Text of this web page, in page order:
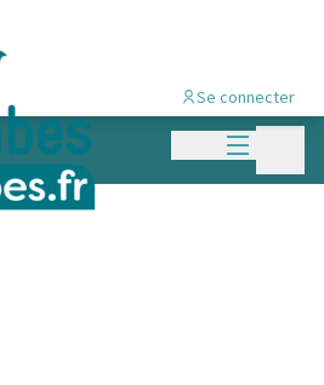
Menu
Se connecter